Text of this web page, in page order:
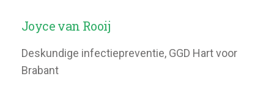
Joyce van Rooij
Deskundige infectiepreventie, GGD Hart voor
Brabant